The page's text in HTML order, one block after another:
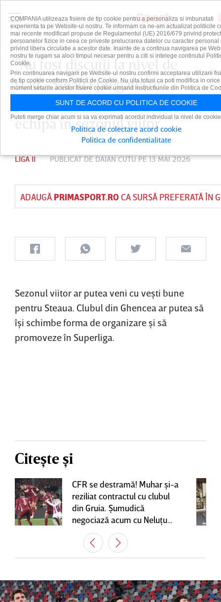
”Au fost discuţii la nivel de
staff”. Steaua pregăteşte
promovarea! Cine va antrena
echipa în sezonul viitor
LIGA II PUBLICAT DEDAIAN CUTUPE 13 MAI 2026
ADAUGĂ PRIMASPORT.ROCA SURSĂ PREFERATĂ ÎN
Sezonul viitor ar putea veni cu veşti bune
pentru Steaua. Clubul din Ghencea ar putea să
îşi schimbe forma de organizare şi să
promoveze în Superliga.
Citește și
CFR se destramă! Muhar şi-a
reziliat contractul cu clubul
din Gruia. Şumudică
negociază acum cu Neluţu
Varga, care mai are o
variantă pentru banca tehnică
| EXCLUSIV
COMPANIA utilizeaza fisiere de tip cookie pentru a personaliza si imbunatati
experienta ta pe Website-ul nostru. Te informam ca ne-am actualizat politicile
mai recente modificari propuse de Regulamentul (UE) 2016/679 privind
persoanelor fizice in ceea ce priveste prelucrarea datelor cu caracter personal
privind libera circulatie a acestor date. Inainte de a continua navigarea pe
nostru te rugam sa aloci timpul necesar pentru a citi si intelege continutul
Cookie.
Prin continuarea navigarii pe Website-ul nostru confirmi acceptarea utilizarii
de tip cookie conform Politicii de Cookie. Nu uita totusi ca poti modifica in orice
moment setarile acestor fisiere cookie urmand instructiunile din Politica de
SUNT DE ACORD CU POLITICA DE COOKIE
Puteti merge chiar acum si sa va exprimati acordul individual la nivel de
Politica de colectare acord cookie
Politica de confidentialitate